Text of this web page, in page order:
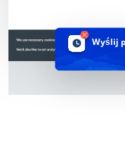
Wyślij